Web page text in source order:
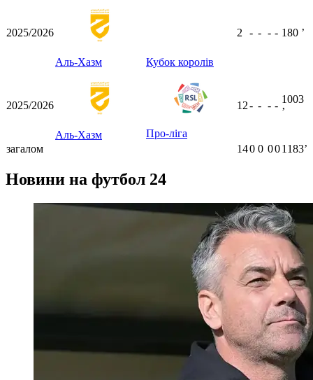
2025/2026
Аль-Хазм Кубок королів
2 - - - - 180 ʼ
2025/2026
Аль-Хазм Про-ліга
12- - - -
1003
ʼ
загалом 140 0 001183ʼ
Новини на футбол 24